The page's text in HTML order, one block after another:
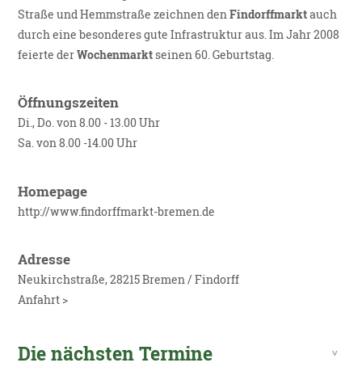
Straße und Hemmstraße zeichnen denFindorffmarktauch
durch eine besonderes gute Infrastruktur aus. Im Jahr 2008
feierte derWochenmarkt seinen 60. Geburtstag.
Öffnungszeiten
Di., Do. von 8.00 - 13.00 Uhr
Sa. von 8.00 -14.00 Uhr
Homepage
http://www.findorffmarkt-bremen.de
Adresse
Neukirchstraße, 28215 Bremen / Findorff
Anfahrt >
Die nächsten Termine